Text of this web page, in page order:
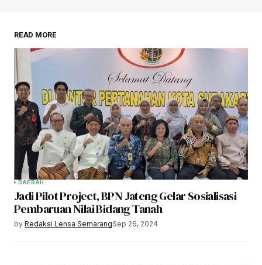
READ MORE
DAERAH
Jadi Pilot Project, BPN Jateng Gelar Sosialisasi
Pembaruan Nilai Bidang Tanah
by Redaksi Lensa SemarangSep 26, 2024